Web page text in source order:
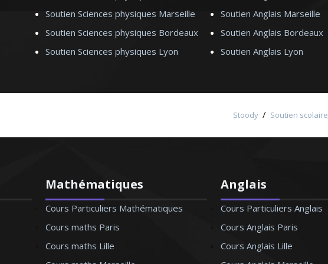
–Professeur de philosophie - Strasbourg
collège et lycée) en tenant avant tout à bien
– Professeur de biologie (SVT) – Lyon
Soutien Sciences physiques Marseille
Soutien Sciences physiques Bordeaux
Soutien Sciences physiques Lyon
Soutien Anglais Marseille
Soutien Anglais Bordeaux
Soutien Anglais Lyon
Stoody / Soutien scolaire
Mathématiques
Cours Particuliers Mathématiques
Cours maths Paris
Cours maths Lille
Anglais
Cours Particuliers Anglais
Cours Anglais Paris
Cours Anglais Lille